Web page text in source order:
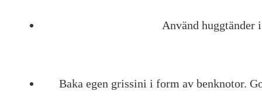
Använd huggtänder
Baka egen grissini i form av benknotor.